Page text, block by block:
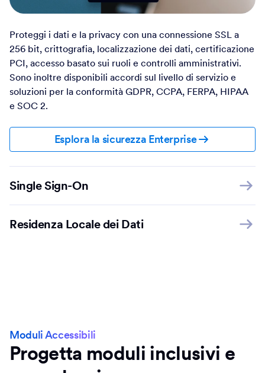
Proteggi i dati e la privacy con una connessione SSL a
256 bit, crittografia, localizzazione dei dati, certificazione
PCI, accesso basato sui ruoli e controlli amministrativi.
Sono inoltre disponibili accordi sul livello di servizio e
soluzioni per la conformità GDPR, CCPA, FERPA, HIPAA
e SOC 2.
Esplora la sicurezza Enterprise
Single Sign-On
Residenza Locale dei Dati
Moduli Accessibili
Progetta moduli inclusivi e